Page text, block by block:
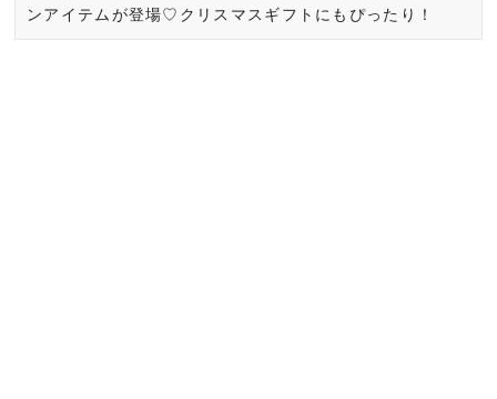
ンアイテムが登場♡クリスマスギフトにもぴったり！